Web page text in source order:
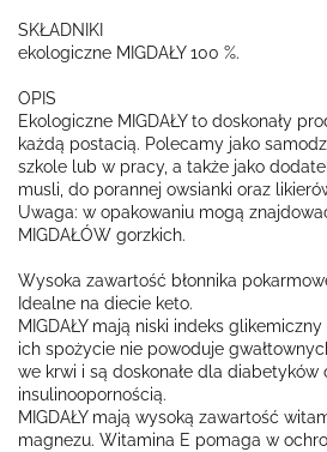
SKŁADNIKI
ekologiczne MIGDAŁY 100 %.
OPIS
Ekologiczne MIGDAŁY to doskonały
każdą postacią. Polecamy jako
szkole lub w pracy, a także jako
musli, do porannej owsianki oraz
Uwaga: w opakowaniu mogą
MIGDAŁÓW gorzkich.
Wysoka zawartość błonnika
Idealne na diecie keto.
MIGDAŁY mają niski indeks glikemiczny
ich spożycie nie powoduje
we krwi i są doskonałe dla diabetyków
insulinoopornością.
MIGDAŁY mają wysoką zawartość
magnezu. Witamina E pomaga w